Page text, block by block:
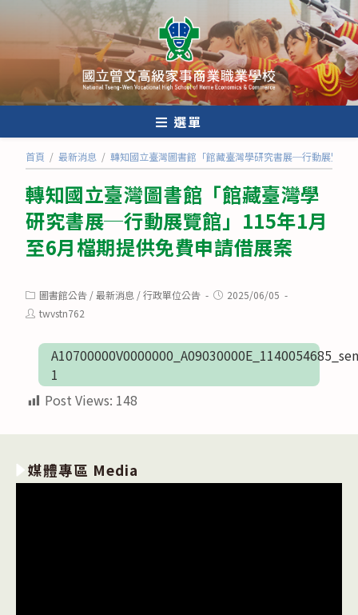
內
選單
首頁 / 最新消息 / 轉知國立臺灣圖書館「館藏臺灣學研究書展─行動展覽館
轉知國立臺灣圖書館「館藏臺灣學
研究書展─行動展覽館」115年1月
至6月檔期提供免費申請借展案
Post
category:
圖書館公告 /最新消息 /行政單位公告
Post2025/06/05
Posttwvstn762
1
Post Views: 148
媒體專區 Media